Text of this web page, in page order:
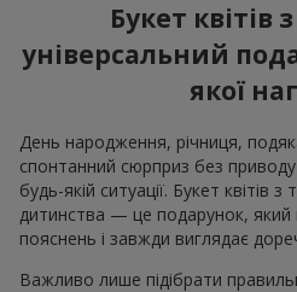
Букет квітів
універсальний
якої
День народження, річниця,
спонтанний сюрприз без
будь-якій ситуації. Букет квітів
дитинства — це подарунок, який
пояснень і завжди виглядає
Важливо лише підібрати